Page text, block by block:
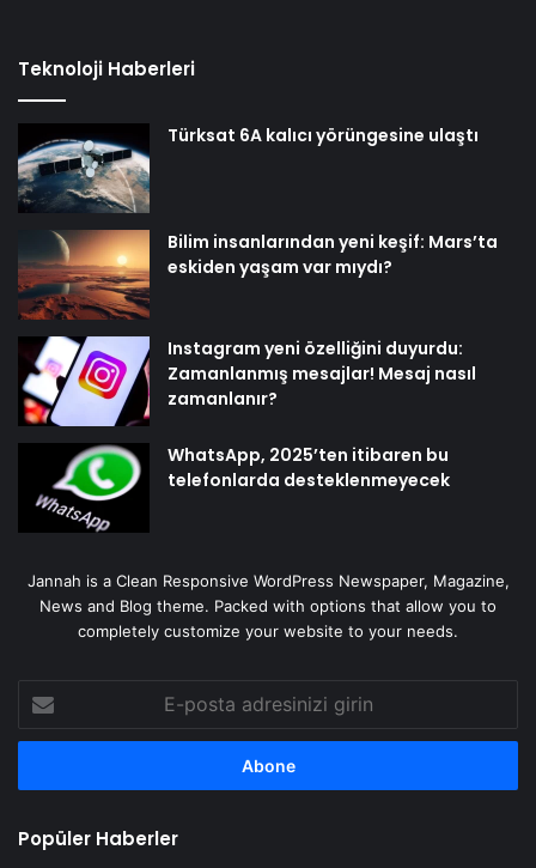
Teknoloji Haberleri
Türksat 6A kalıcı yörüngesine ulaştı
Bilim insanlarından yeni keşif: Mars’ta
eskiden yaşam var mıydı?
Instagram yeni özelliğini duyurdu:
Zamanlanmış mesajlar! Mesaj nasıl
zamanlanır?
WhatsApp, 2025’ten itibaren bu
telefonlarda desteklenmeyecek
Jannah is a Clean Responsive WordPress Newspaper, Magazine,
News and Blog theme. Packed with options that allow you to
completely customize your website to your needs.
posta
adresinizi
Popüler Haberler